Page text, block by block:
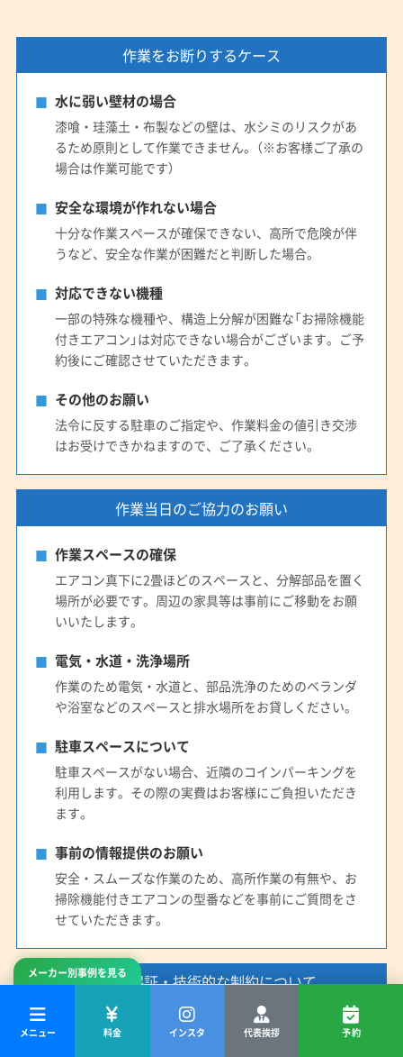
メーカー別事例を見る
メニュー 料金 インスタ 代表挨拶 予約
作業をお断りするケース
水に弱い壁材の場合
漆喰・珪藻土・布製などの壁は、水シミのリスクがあ
るため原則として作業できません。（※お客様ご了承の
場合は作業可能です）
安全な環境が作れない場合
十分な作業スペースが確保できない、高所で危険が伴
うなど、安全な作業が困難だと判断した場合。
対応できない機種
一部の特殊な機種や、構造上分解が困難な「お掃除機能
付きエアコン」は対応できない場合がございます。ご予
約後にご確認させていただきます。
その他のお願い
法令に反する駐車のご指定や、作業料金の値引き交渉
はお受けできかねますので、ご了承ください。
作業当日のご協力のお願い
作業スペースの確保
エアコン真下に2畳ほどのスペースと、分解部品を置く
場所が必要です。周辺の家具等は事前にご移動をお願
いいたします。
電気・水道・洗浄場所
作業のため電気・水道と、部品洗浄のためのベランダ
や浴室などのスペースと排水場所をお貸しください。
駐車スペースについて
駐車スペースがない場合、近隣のコインパーキングを
利用します。その際の実費はお客様にご負担いただき
ます。
事前の情報提供のお願い
安全・スムーズな作業のため、高所作業の有無や、お
掃除機能付きエアコンの型番などを事前にご質問をさ
せていただきます。
料金・保証・技術的な制約について
お支払い方法